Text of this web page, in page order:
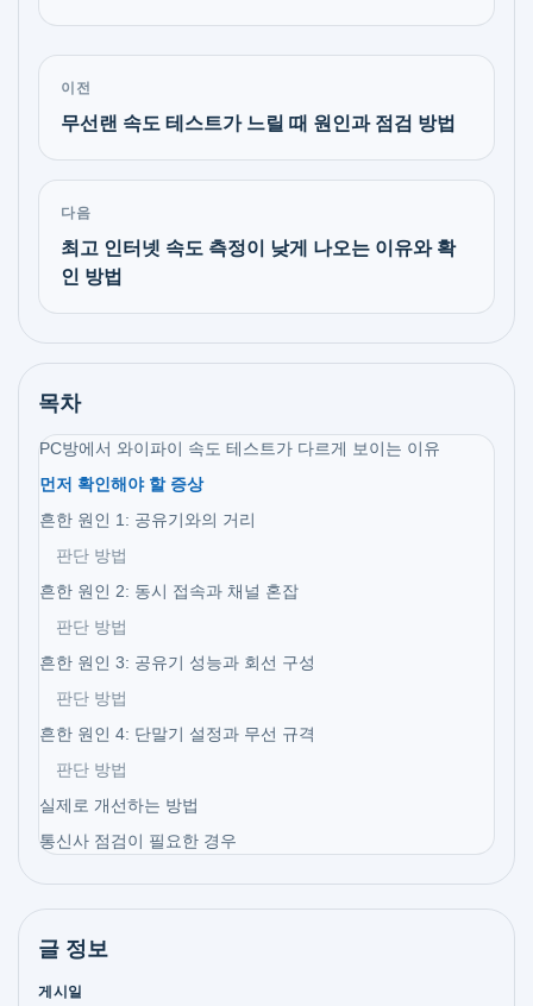
이전
무선랜 속도 테스트가 느릴 때 원인과 점검 방법
다음
최고 인터넷 속도 측정이 낮게 나오는 이유와 확
인 방법
목차
PC방에서 와이파이 속도 테스트가 다르게 보이는 이유
먼저 확인해야 할 증상
흔한 원인 1: 공유기와의 거리
판단 방법
흔한 원인 2: 동시 접속과 채널 혼잡
판단 방법
흔한 원인 3: 공유기 성능과 회선 구성
판단 방법
흔한 원인 4: 단말기 설정과 무선 규격
판단 방법
실제로 개선하는 방법
통신사 점검이 필요한 경우
글 정보
게시일